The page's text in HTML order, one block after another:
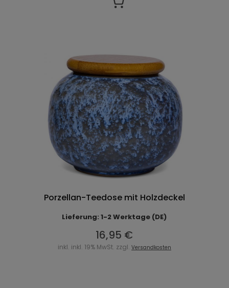
Porzellan-Teedose mit Holzdeckel
Lieferung: 1-2 Werktage (DE)
16,95 €
inkl. inkl. 19% MwSt. zzgl. Versandkosten